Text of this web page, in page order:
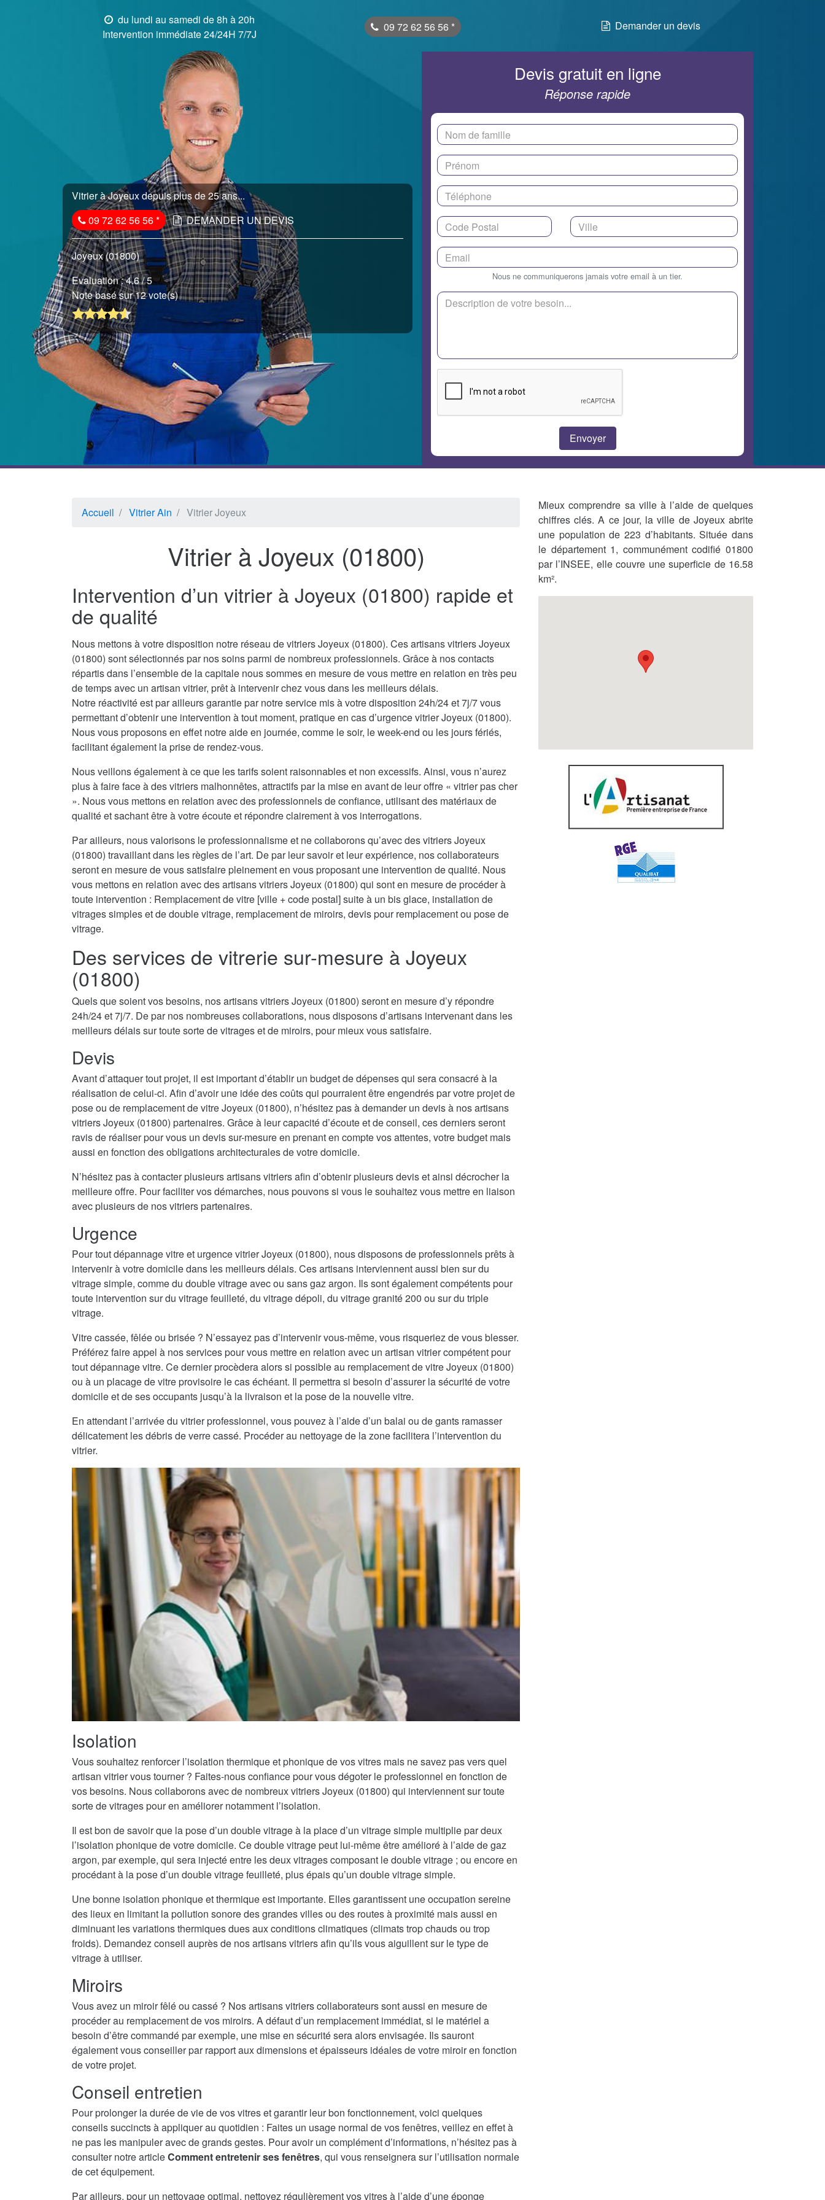
du lundi au samedi de 8h à 20h
Intervention immédiate 24/24H 7/7J
09 72 62 56 56 * Demander un devis
Vitrier à Joyeux depuis plus de 25 ans...
09 72 62 56 56* DEMANDER UN DEVIS
Joyeux (01800)
Evaluation :4.6/ 5
Note basé sur 12 vote(s)
Devis gratuit en ligne
Réponse rapide
Nous ne communiquerons jamais votre email à un tier.
Accueil Vitrier Ain Vitrier Joyeux
Vitrier à Joyeux (01800)
Intervention d’un vitrier à Joyeux (01800) rapide et
de qualité
Nous mettons à votre disposition notre réseau de vitriers Joyeux (01800). Ces artisans vitriers Joyeux
(01800) sont sélectionnés par nos soins parmi de nombreux professionnels. Grâce à nos contacts
répartis dans l’ensemble de la capitale nous sommes en mesure de vous mettre en relation en très peu
de temps avec un artisan vitrier, prêt à intervenir chez vous dans les meilleurs délais.
Notre réactivité est par ailleurs garantie par notre service mis à votre disposition 24h/24 et 7j/7 vous
permettant d’obtenir une intervention à tout moment, pratique en cas d’urgence vitrier Joyeux (01800).
Nous vous proposons en effet notre aide en journée, comme le soir, le week-end ou les jours fériés,
facilitant également la prise de rendez-vous.
Nous veillons également à ce que les tarifs soient raisonnables et non excessifs. Ainsi, vous n’aurez
plus à faire face à des vitriers malhonnêtes, attractifs par la mise en avant de leur offre « vitrier pas cher
». Nous vous mettons en relation avec des professionnels de confiance, utilisant des matériaux de
qualité et sachant être à votre écoute et répondre clairement à vos interrogations.
Par ailleurs, nous valorisons le professionnalisme et ne collaborons qu’avec des vitriers Joyeux
(01800) travaillant dans les règles de l’art. De par leur savoir et leur expérience, nos collaborateurs
seront en mesure de vous satisfaire pleinement en vous proposant une intervention de qualité. Nous
vous mettons en relation avec des artisans vitriers Joyeux (01800) qui sont en mesure de procéder à
toute intervention : Remplacement de vitre [ville + code postal] suite à un bis glace, installation de
vitrages simples et de double vitrage, remplacement de miroirs, devis pour remplacement ou pose de
vitrage.
Des services de vitrerie sur-mesure à Joyeux
(01800)
Quels que soient vos besoins, nos artisans vitriers Joyeux (01800) seront en mesure d’y répondre
24h/24 et 7j/7. De par nos nombreuses collaborations, nous disposons d’artisans intervenant dans les
meilleurs délais sur toute sorte de vitrages et de miroirs, pour mieux vous satisfaire.
Devis
Avant d’attaquer tout projet, il est important d’établir un budget de dépenses qui sera consacré à la
réalisation de celui-ci. Afin d’avoir une idée des coûts qui pourraient être engendrés par votre projet de
pose ou de remplacement de vitre Joyeux (01800), n’hésitez pas à demander un devis à nos artisans
vitriers Joyeux (01800) partenaires. Grâce à leur capacité d’écoute et de conseil, ces derniers seront
ravis de réaliser pour vous un devis sur-mesure en prenant en compte vos attentes, votre budget mais
aussi en fonction des obligations architecturales de votre domicile.
N’hésitez pas à contacter plusieurs artisans vitriers afin d’obtenir plusieurs devis et ainsi décrocher la
meilleure offre. Pour faciliter vos démarches, nous pouvons si vous le souhaitez vous mettre en liaison
avec plusieurs de nos vitriers partenaires.
Urgence
Pour tout dépannage vitre et urgence vitrier Joyeux (01800), nous disposons de professionnels prêts à
intervenir à votre domicile dans les meilleurs délais. Ces artisans interviennent aussi bien sur du
vitrage simple, comme du double vitrage avec ou sans gaz argon. Ils sont également compétents pour
toute intervention sur du vitrage feuilleté, du vitrage dépoli, du vitrage granité 200 ou sur du triple
vitrage.
Vitre cassée, fêlée ou brisée ? N’essayez pas d’intervenir vous-même, vous risqueriez de vous blesser.
Préférez faire appel à nos services pour vous mettre en relation avec un artisan vitrier compétent pour
tout dépannage vitre. Ce dernier procèdera alors si possible au remplacement de vitre Joyeux (01800)
ou à un placage de vitre provisoire le cas échéant. Il permettra si besoin d’assurer la sécurité de votre
domicile et de ses occupants jusqu’à la livraison et la pose de la nouvelle vitre.
En attendant l’arrivée du vitrier professionnel, vous pouvez à l’aide d’un balai ou de gants ramasser
délicatement les débris de verre cassé. Procéder au nettoyage de la zone facilitera l’intervention du
vitrier.
Isolation
Vous souhaitez renforcer l’isolation thermique et phonique de vos vitres mais ne savez pas vers quel
artisan vitrier vous tourner ? Faites-nous confiance pour vous dégoter le professionnel en fonction de
vos besoins. Nous collaborons avec de nombreux vitriers Joyeux (01800) qui interviennent sur toute
sorte de vitrages pour en améliorer notamment l’isolation.
Il est bon de savoir que la pose d’un double vitrage à la place d’un vitrage simple multiplie par deux
l’isolation phonique de votre domicile. Ce double vitrage peut lui-même être amélioré à l’aide de gaz
argon, par exemple, qui sera injecté entre les deux vitrages composant le double vitrage ; ou encore en
procédant à la pose d’un double vitrage feuilleté, plus épais qu’un double vitrage simple.
Une bonne isolation phonique et thermique est importante. Elles garantissent une occupation sereine
des lieux en limitant la pollution sonore des grandes villes ou des routes à proximité mais aussi en
diminuant les variations thermiques dues aux conditions climatiques (climats trop chauds ou trop
froids). Demandez conseil auprès de nos artisans vitriers afin qu’ils vous aiguillent sur le type de
vitrage à utiliser.
Miroirs
Vous avez un miroir fêlé ou cassé ? Nos artisans vitriers collaborateurs sont aussi en mesure de
procéder au remplacement de vos miroirs. A défaut d’un remplacement immédiat, si le matériel a
besoin d’être commandé par exemple, une mise en sécurité sera alors envisagée. Ils sauront
également vous conseiller par rapport aux dimensions et épaisseurs idéales de votre miroir en fonction
de votre projet.
Conseil entretien
Pour prolonger la durée de vie de vos vitres et garantir leur bon fonctionnement, voici quelques
conseils succincts à appliquer au quotidien : Faites un usage normal de vos fenêtres, veillez en effet à
ne pas les manipuler avec de grands gestes. Pour avoir un complément d’informations, n’hésitez pas à
consulter notre articleComment entretenir ses fenêtres, qui vous renseignera sur l’utilisation normale
de cet équipement.
Par ailleurs, pour un nettoyage optimal, nettoyez régulièrement vos vitres à l’aide d’une éponge
Mieux comprendre sa ville à l’aide de quelques
chiffres clés. A ce jour, la ville de Joyeux abrite
une population de 223 d’habitants. Située dans
le département 1, communément codifié 01800
par l’INSEE, elle couvre une superficie de 16.58
km².